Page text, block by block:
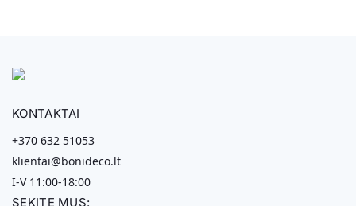
KONTAKTAI
+370 632 51053
klientai@bonideco.lt
I-V 11:00-18:00
SEKITE MUS: